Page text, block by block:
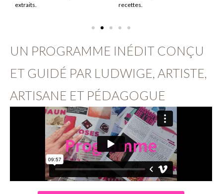
extraits.
recettes.
UN PROGRAMME INÉDIT CONÇU
ET GUIDÉ PAR LUDWIGE, ARTISTE,
ARTISANE ET PÉDAGOGUE